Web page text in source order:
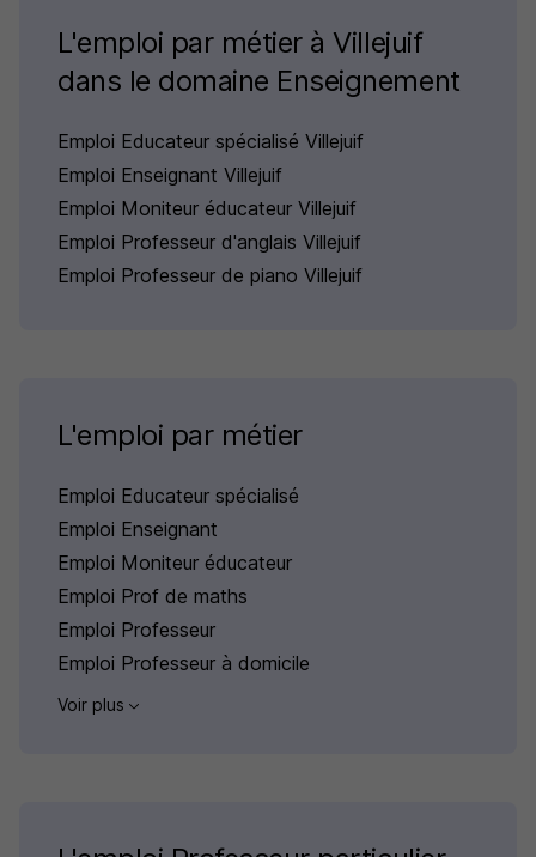
L'emploi par métier à Villejuif
dans le domaine Enseignement
Emploi Educateur spécialisé Villejuif
Emploi Enseignant Villejuif
Emploi Moniteur éducateur Villejuif
Emploi Professeur d'anglais Villejuif
Emploi Professeur de piano Villejuif
L'emploi par métier
Emploi Educateur spécialisé
Emploi Enseignant
Emploi Moniteur éducateur
Emploi Prof de maths
Emploi Professeur
Emploi Professeur à domicile
Voir plus